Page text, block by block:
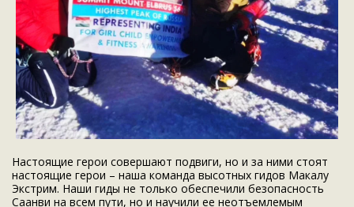
Настоящие герои совершают подвиги, но и за ними стоят
настоящие герои – наша команда высотных гидов Макалу
Экстрим. Наши гиды не только обеспечили безопасность
Саанви на всем пути, но и научили ее неотъемлемым